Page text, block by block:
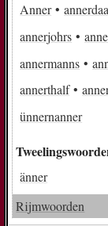
Anner
annerjohrs
annermanns
annerthalf
ünnernanner
änner
Rijmwoorden